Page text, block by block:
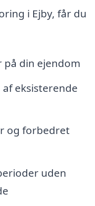
i Ejby, får du
på din ejendom
eksisterende
og forbedret
uden